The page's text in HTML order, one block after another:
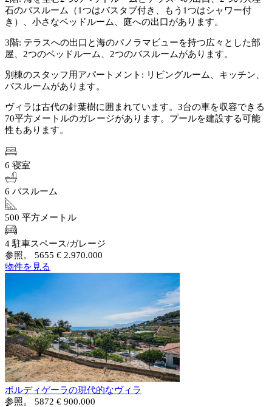
石のバスルーム（1つはバスタブ付き、もう1つはシャワー付
き）、小さなベッドルーム、庭への出口があります。
3階: テラスへの出口と海のパノラマビューを持つ広々とした部
屋、2つのベッドルーム、2つのバスルームがあります。
別棟のスタッフ用アパートメント: リビングルーム、キッチン、
バスルームがあります。
ヴィラは古代の針葉樹に囲まれています。3台の車を収容できる
70平方メートルのガレージがあります。プールを建設する可能
性もあります。
6 寝室
6 バスルーム
500 平方メートル
4 駐車スペース/ガレージ
参照。 5655 € 2.970.000
物件を見る
ボルディゲーラの現代的なヴィラ
参照。 5872 € 900.000